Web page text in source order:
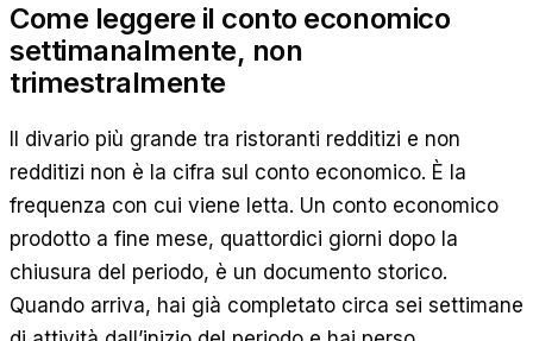
Come leggere il conto economico
settimanalmente, non
trimestralmente
Il divario più grande tra ristoranti redditizi e non
redditizi non è la cifra sul conto economico. È la
frequenza con cui viene letta. Un conto economico
prodotto a fine mese, quattordici giorni dopo la
chiusura del periodo, è un documento storico.
Quando arriva, hai già completato circa sei settimane